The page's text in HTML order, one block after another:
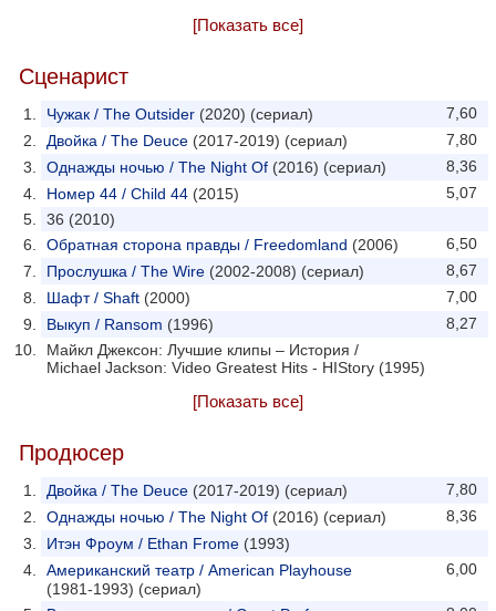
[Показать все]
Сценарист
7,60
Чужак / The Outsider (2020) (сериал)
7,80
Двойка / The Deuce (2017-2019) (сериал)
8,36
Однажды ночью / The Night Of (2016) (сериал)
5,07
Номер 44 / Child 44 (2015)
36 (2010)
6,50
Обратная сторона правды / Freedomland (2006)
8,67
Прослушка / The Wire (2002-2008) (сериал)
7,00
Шафт / Shaft (2000)
8,27
Выкуп / Ransom (1996)
Майкл Джексон: Лучшие клипы – История /
Michael Jackson: Video Greatest Hits - HIStory (1995)
[Показать все]
Продюсер
7,80
Двойка / The Deuce (2017-2019) (сериал)
8,36
Однажды ночью / The Night Of (2016) (сериал)
Итэн Фроум / Ethan Frome (1993)
6,00
Американский театр / American Playhouse
(1981-1993) (сериал)